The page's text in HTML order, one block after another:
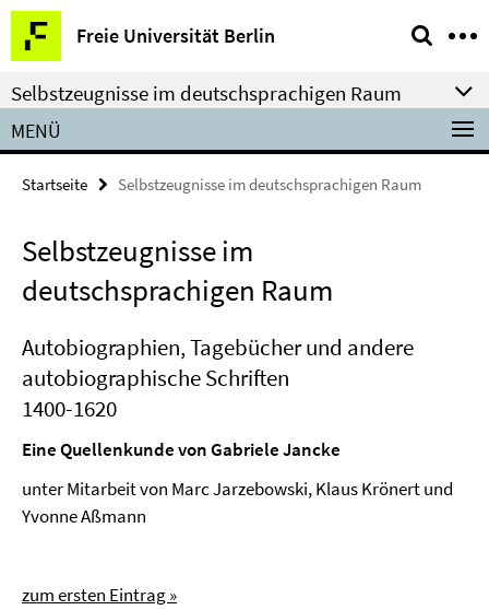
Springe
direkt
zu
Inhalt
Freie Universität Berlin
Service-
Navigation
Selbstzeugnisse im deutschsprachigen Raum
MENÜ
Startseite Selbstzeugnisse im deutschsprachigen Raum
Selbstzeugnisse im
deutschsprachigen Raum
Autobiographien, Tagebücher und andere
autobiographische Schriften
1400-1620
Eine Quellenkunde von Gabriele Jancke
unter Mitarbeit von Marc Jarzebowski, Klaus Krönert und
Yvonne Aßmann
zum ersten Eintrag »